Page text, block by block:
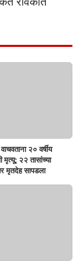
२० वर्षीय
मृत्यू; २२ तासांच्या
मृतदेह सापडला